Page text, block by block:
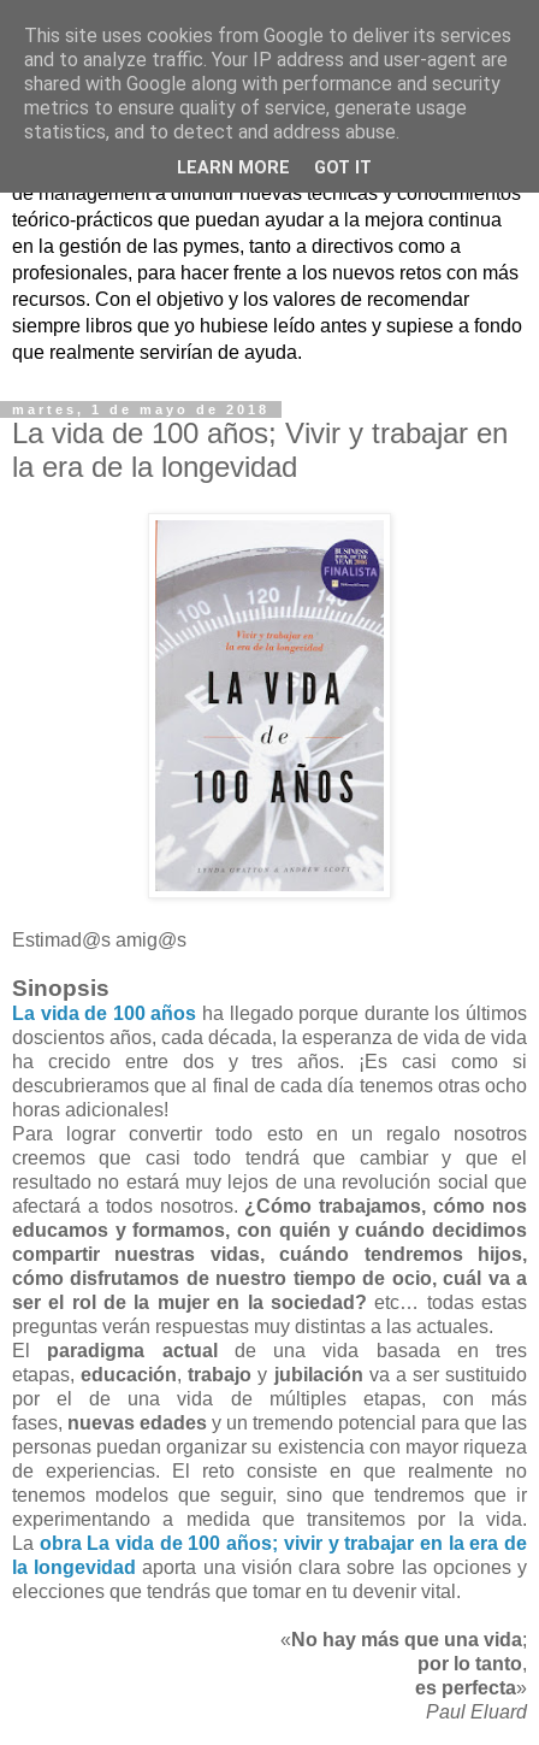
Nuevo Viernes - Nuevo
Libro
Nace con la misión de ayudar mediante la lectura de libros
de management a difundir nuevas técnicas y conocimientos
teórico-prácticos que puedan ayudar a la mejora continua
en la gestión de las pymes, tanto a directivos como a
profesionales, para hacer frente a los nuevos retos con más
recursos. Con el objetivo y los valores de recomendar
siempre libros que yo hubiese leído antes y supiese a fondo
que realmente servirían de ayuda.
martes, 1 de mayo de 2018
La vida de 100 años; Vivir y trabajar en
la era de la longevidad
Estimad@s amig@s
Sinopsis
La vida de 100 años ha llegado porque durante los últimos
doscientos años, cada década, la esperanza de vida de vida
ha crecido entre dos y tres años. ¡Es casi como si
descubrieramos que al final de cada día tenemos otras ocho
horas adicionales!
Para lograr convertir todo esto en un regalo nosotros
creemos que casi todo tendrá que cambiar y que el
resultado no estará muy lejos de una revolución social que
afectará a todos nosotros. ¿Cómo trabajamos, cómo nos
educamos y formamos, con quién y cuándo decidimos
compartir nuestras vidas, cuándo tendremos hijos,
cómo disfrutamos de nuestro tiempo de ocio, cuál va a
ser el rol de la mujer en la sociedad? etc… todas estas
preguntas verán respuestas muy distintas a las actuales.
El paradigma actual
de una vida basada en tres
etapas,educación,trabajo y jubilación va a ser sustituido
por el de una vida de múltiples etapas, con más
fases, nuevas edades y un tremendo potencial para que las
personas puedan organizar su existencia con mayor riqueza
de experiencias. El reto consiste en que realmente no
tenemos modelos que seguir, sino que tendremos que ir
experimentando a medida que transitemos por la vida.
La obra La vida de 100 años; vivir y trabajar en la era de
la longevidad aporta una visión clara sobre las opciones y
elecciones que tendrás que tomar en tu devenir vital.
« No hay más que una vida;
por lo tanto,
es perfecta»
Paul Eluard
This site uses cookies from Google to deliver its services
and to analyze traffic. Your IP address and user-agent are
shared with Google along with performance and security
metrics to ensure quality of service, generate usage
statistics, and to detect and address abuse.
LEARN MORE GOT IT